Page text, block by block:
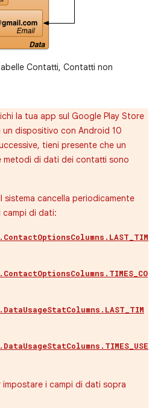
Contatti, Contatti non
la tua app sul Google Play Store
dispositivo con Android 10
tieni presente che un
metodi di dati dei contatti sono
sistema cancella periodicamente
campi di dati:
impostare i campi di dati sopra